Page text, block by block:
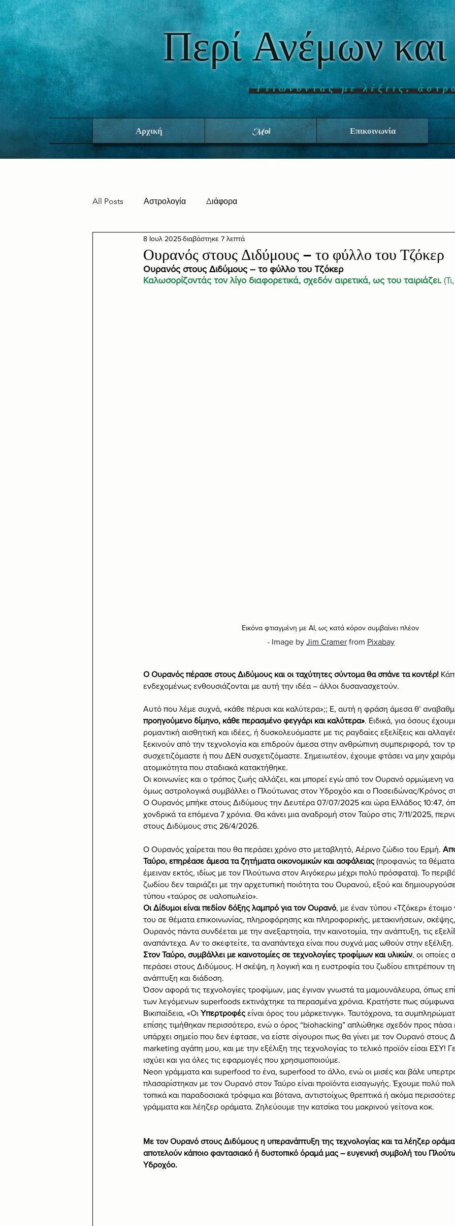
Περί Ανέμων
Αρχική Moi Επικοινωνία
Γειώνοντας με λέξεις,
All Posts Αστρολογία Διάφορα
Ουρανός στους Διδύμους – το φύλλο του Τζόκερ
8 Ιουλ 2025διαβάστηκε 7 λεπτά
Ουρανός στους Διδύμους – το φύλλο του Τζόκερ
Καλωσορίζοντάς τον λίγο διαφορετικά, σχεδόν αιρετικά, ως του ταιριάζει.
Εικόνα φτιαγμένη με ΑΙ, ως κατά κόρον συμβαίνει πλέον
- Image by Jim Cramer from Pixabay
Ο Ουρανός πέρασε στους Διδύμους και οι ταχύτητες σύντομα θα σπάνε τα κοντέρ!
ενδεχομένως ενθουσιάζονται με αυτή την ιδέα – άλλοι δυσανασχετούν.
Αυτό που λέμε συχνά, «κάθε πέρυσι και καλύτερα»;; Ε, αυτή η φράση άμεσα θ’
προηγούμενο δίμηνο, κάθε περασμένο φεγγάρι και καλύτερα». Ειδικά, για όσους
ρομαντική αισθητική και ιδέες, ή δυσκολευόμαστε με τις ραγδαίες εξελίξεις και
ξεκινούν από την τεχνολογία και επιδρούν άμεσα στην ανθρώπινη συμπεριφορά, τον
συσχετιζόμαστε ή που ΔΕΝ συσχετιζόμαστε. Σημειωτέον, έχουμε φτάσει να μην
ατομικότητα που σταδιακά κατακτήθηκε.
Οι κοινωνίες και ο τρόπος ζωής αλλάζει, και μπορεί εγώ από τον Ουρανό ορμώμενη
όμως αστρολογικά συμβάλλει ο Πλούτωνας στον Υδροχόο και ο Ποσειδώνας/Κρόνος
Ο Ουρανός μπήκε στους Διδύμους την Δευτέρα 07/07/2025 και ώρα Ελλάδος 10:47,
χονδρικά τα επόμενα 7 χρόνια. Θα κάνει μια αναδρομή στον Ταύρο στις 7/11/2025,
στους Διδύμους στις 26/4/2026.
Ο Ουρανός χαίρεται που θα περάσει χρόνο στο μεταβλητό, Αέρινο ζώδιο του Ερμή.
Ταύρο, επηρέασε άμεσα τα ζητήματα οικονομικών και ασφάλειας (προφανώς τα
έμειναν εκτός, ιδίως με τον Πλούτωνα στον Αιγόκερω μέχρι πολύ πρόσφατα). Το
ζωδίου δεν ταιριάζει με την αρχετυπική ποιότητα του Ουρανού, εξού και
τύπου «ταύρος σε υαλοπωλείο».
Οι Δίδυμοι είναι πεδίον δόξης λαμπρό για τον Ουρανό, με έναν τύπου «Τζόκερ» έτοιμο
του σε θέματα επικοινωνίας, πληροφόρησης και πληροφορικής, μετακινήσεων,
Ουρανός πάντα συνδέεται με την ανεξαρτησία, την καινοτομία, την ανάπτυξη, τις
αναπάντεχα. Αν το σκεφτείτε, τα αναπάντεχα είναι που συχνά μας ωθούν στην εξέλιξη.
Στον Ταύρο, συμβάλλει με καινοτομίες σε τεχνολογίες τροφίμων και υλικών, οι οποίες
περάσει στους Διδύμους. Η σκέψη, η λογική και η ευστροφία του ζωδίου επιτρέπουν
ανάπτυξη και διάδοση.
Όσον αφορά τις τεχνολογίες τροφίμων, μας έγιναν γνωστά τα μαμουνάλευρα, όπως
των λεγόμενων superfoods εκτινάχτηκε τα περασμένα χρόνια. Κρατήστε πως
Βικιπαίδεια, «Οι Υπερτροφές είναι όρος του μάρκετινγκ». Ταυτόχρονα, τα
επίσης τιμήθηκαν περισσότερο, ενώ ο όρος “biohacking” απλώθηκε σχεδόν προς
υπάρχει σημείο που δεν έφτασε, να είστε σίγουροι πως θα γίνει με τον Ουρανό στους
marketing αγάπη μου, και με την εξέλιξη της τεχνολογίας το τελικό προϊόν είσαι ΕΣΥ!
ισχύει και για όλες τις εφαρμογές που χρησιμοποιούμε.
Neon γράμματα και superfood το ένα, superfood το άλλο, ενώ οι μισές και βάλε
πλασαρίστηκαν με τον Ουρανό στον Ταύρο είναι προϊόντα εισαγωγής. Έχουμε πολύ
τοπικά και παραδοσιακά τρόφιμα και βότανα, αντιστοίχως θρεπτικά ή ακόμα
γράμματα και λέηζερ οράματα. Ζηλεύουμε την κατσίκα του μακρινού γείτονα κοκ.
Με τον Ουρανό στους Διδύμους η υπερανάπτυξη της τεχνολογίας και τα λέηζερ
αποτελούν κάποιο φαντασιακό ή δυστοπικό όραμά μας – ευγενική συμβολή του
Υδροχόο.